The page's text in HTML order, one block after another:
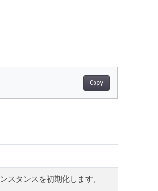
Copy
スタンスを初期化します。